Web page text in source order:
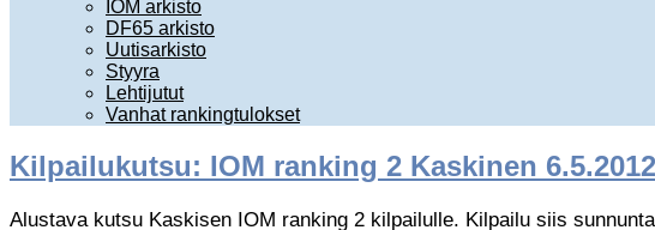
IOM arkisto
DF65 arkisto
Uutisarkisto
Styyra
Lehtijutut
Vanhat rankingtulokset
Kilpailukutsu: IOM ranking 2 Kaskinen
Alustava kutsu Kaskisen IOM ranking 2 kilpailulle. Kilpailu siis